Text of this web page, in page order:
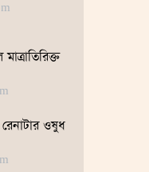
ওষুধ